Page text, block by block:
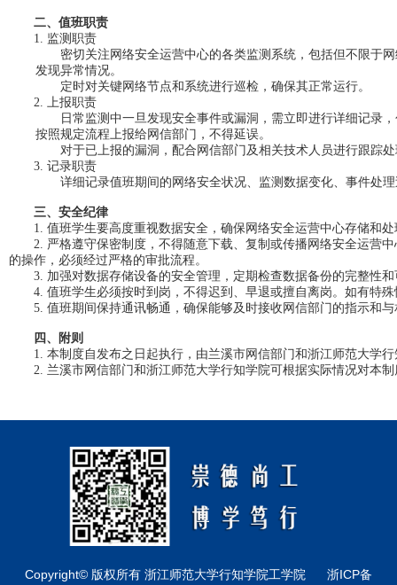
二、值班职责
1. 监测职责
密切关注网络安全运营中心的各类监测系统，包括但不限于
发现异常情况。
定时对关键网络节点和系统进行巡检，确保其正常运行。
2.
上报职责
日常监测中一旦发现安全事件或漏洞，需立即进行详细记录
按照规定流程上报给网信部门，不得延误。
对于已上报的漏洞，配合网信部门及相关技术人员进行跟踪
3. 记录职责
详细记录值班期间的网络安全状况、监测数据变化、事件处
三、安全纪律
1. 值班学生要高度重视数据安全，确保网络安全运营中心存储和
2. 严格遵守保密制度，不得随意下载、复制或传播网络安全运营
的操作，必须经过严格的审批流程。
3. 加强对数据存储设备的安全管理，定期检查数据备份的完整性
4. 值班学生必须按时到岗，不得迟到、早退或擅自离岗。如有特
5. 值班期间保持通讯畅通，确保能够及时接收网信部门的指示和
四、附则
1. 本制度自发布之日起执行，由兰溪市网信部门和浙江师范大学
2. 兰溪市网信部门和浙江师范大学行知学院可根据实际情况对本
Copyright© 版权所有 浙江师范大学行知学院工学院 浙ICP备